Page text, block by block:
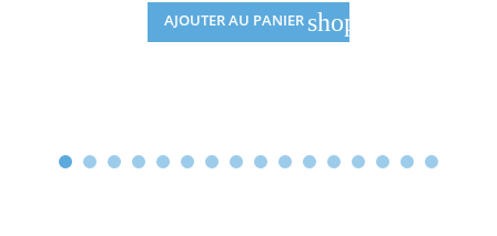
AJOUTER AU PANIER shopping_cart